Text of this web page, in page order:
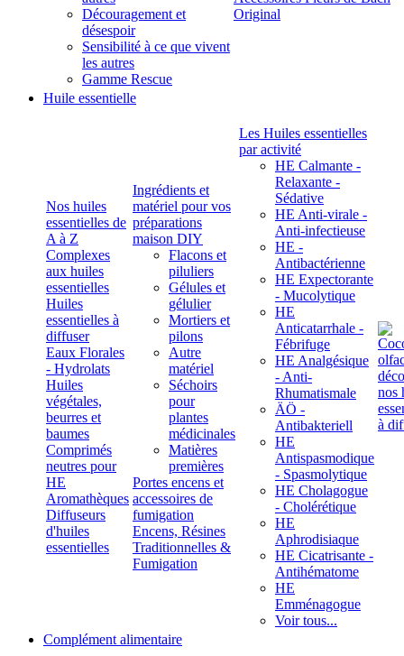
Découragement et
désespoir
Sensibilité à ce que vivent
les autres
Gamme Rescue
Original
Huile essentielle
Nos huiles
essentielles de
A à Z
Complexes
aux huiles
essentielles
Huiles
essentielles à
diffuser
Eaux Florales
- Hydrolats
Huiles
végétales,
beurres et
baumes
Comprimés
neutres pour
HE
Aromathèques
Diffuseurs
d'huiles
essentielles
Ingrédients et
matériel pour vos
préparations
maison DIY
Flacons et
piluliers
Gélules et
gélulier
Mortiers et
pilons
Autre
matériel
Séchoirs
pour
plantes
médicinales
Matières
premières
Portes encens et
accessoires de
fumigation
Encens, Résines
Traditionnelles &
Fumigation
Les Huiles essentielles
par activité
HE Calmante -
Relaxante -
Sédative
HE Anti-virale -
Anti-infectieuse
HE -
Antibactérienne
HE Expectorante
- Mucolytique
HE
Anticatarrhale -
Fébrifuge
HE Analgésique
- Anti-
Rhumatismale
ÄÖ -
Antibakteriell
HE
Antispasmodique
- Spasmolytique
HE Cholagogue
- Cholérétique
HE
Aphrodisiaque
HE Cicatrisante -
Antihématome
HE
Emménagogue
Voir tous...
Complément alimentaire